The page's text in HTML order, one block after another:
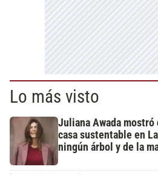
Lo más visto
Juliana Awada mostró
casa sustentable en
ningún árbol y de la